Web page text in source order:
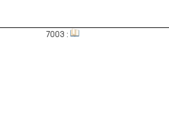
: 7003